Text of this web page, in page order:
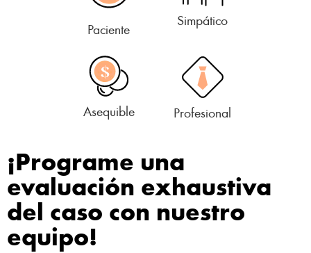
Paciente
Simpático
Asequible Profesional
¡Programe una
evaluación exhaustiva
del caso con nuestro
equipo!